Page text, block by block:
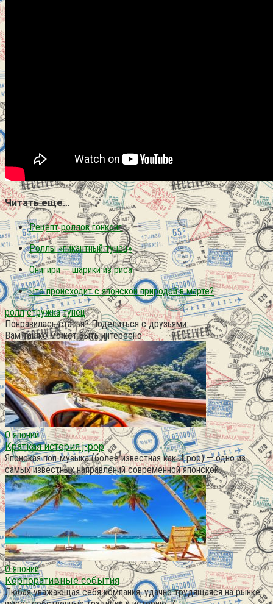
Читать еще…
Рецепт роллов гонконг
Роллы «пикантный тунец»
Онигири — шарики из риса
Что происходит с японской природой в марте?
ролл стружка тунец
Понравилась статья? Поделиться с друзьями:
Вам также может быть интересно
О японии
Краткая история j-pop
Японская поп-музыка (более известная как J-pop) — одно из
самых известных направлений современной японской
О японии
Корпоративные события
Любая уважающая себя компания, удачно трудящаяся на рынке,